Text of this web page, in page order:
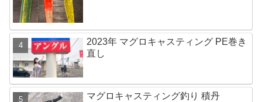
2023年 マグロキャスティング PE巻き
直し
マグロキャスティング釣り 積丹